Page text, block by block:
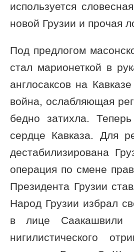
используется
новой Грузии и прочая
Под предлогом
стал марионеткой в
англосаксов на
война, ослабляющая
бедно затихла.
сердце Кавказа. Для
дестабилизирована
операция по смене
Президента Грузии
Народ Грузии избрал
в лице Саакашвили
нигилистического